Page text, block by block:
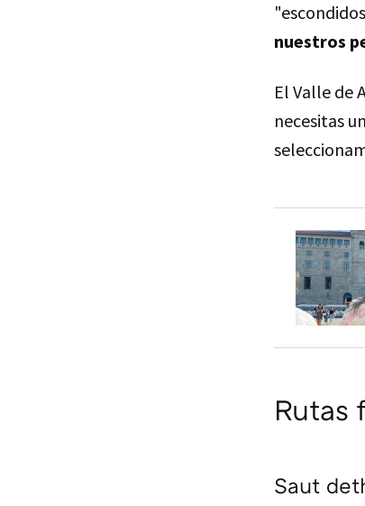
nuestros
El Valle de
necesitas
Rutas
Saut